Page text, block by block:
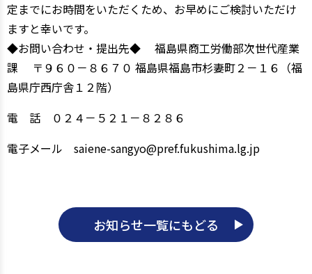
定までにお時間をいただくため、お早めにご検討いただけ
ますと幸いです。
◆お問い合わせ・提出先◆ 福島県商工労働部次世代産業
課 〒９６０－８６７０ 福島県福島市杉妻町２－１６（福
島県庁西庁舎１２階）
電 話 ０２４－５２１－８２８６
電子メール saiene-sangyo@pref.fukushima.lg.jp
お知らせ一覧にもどる